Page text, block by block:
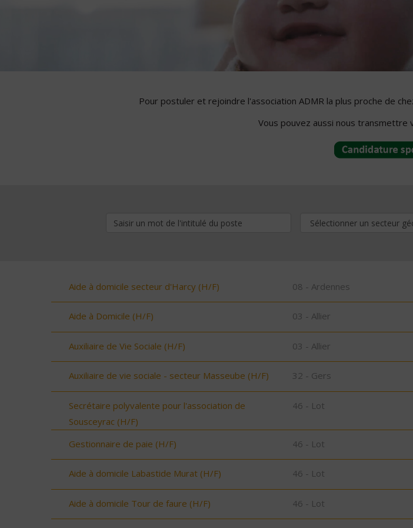
Pour postuler et rejoindre l'association ADMR la plus proche de
Vous pouvez aussi nous transmettre
Aide à domicile secteur d'Harcy (H/F) 08 - Ardennes
Aide à Domicile (H/F) 03 - Allier
Auxiliaire de Vie Sociale (H/F) 03 - Allier
Auxiliaire de vie sociale - secteur Masseube (H/F) 32 - Gers
Secrétaire polyvalente pour l'association de
Sousceyrac (H/F)
46 - Lot
Gestionnaire de paie (H/F) 46 - Lot
Aide à domicile Labastide Murat (H/F) 46 - Lot
Aide à domicile Tour de faure (H/F) 46 - Lot